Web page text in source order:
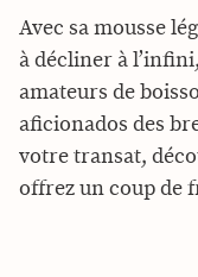
Avec sa mousse
à décliner à
amateurs de
aficionados des
votre transat,
offrez un coup de